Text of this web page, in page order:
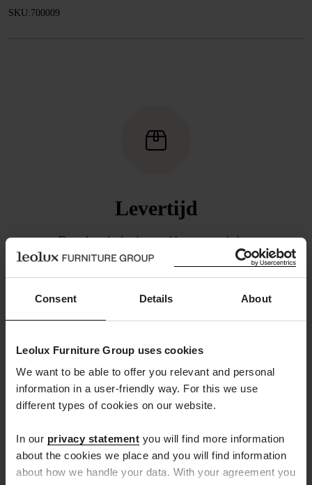
Consent Details About
Leolux Furniture Group uses cookies
We want to be able to offer you relevant and personal
information in a user-friendly way. For this we use
different types of cookies on our website.
In our privacy statement you will find more information
about the cookies we place and you will find information
about how we handle your data. With your agreement you
SKU:700009
Levertijd
De volgende dag bezorgd kunnen we helaas
niet beloven. We zorgen wel dat de bestelling
binnen een week is verzonden. Zodra dat het
geval is, ontvangt u van ons een mail waarmee u
Gratis retourneren